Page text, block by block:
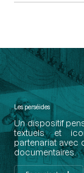
Les perséides
Un dispositif
textuels et
partenariat avec
documentaires.